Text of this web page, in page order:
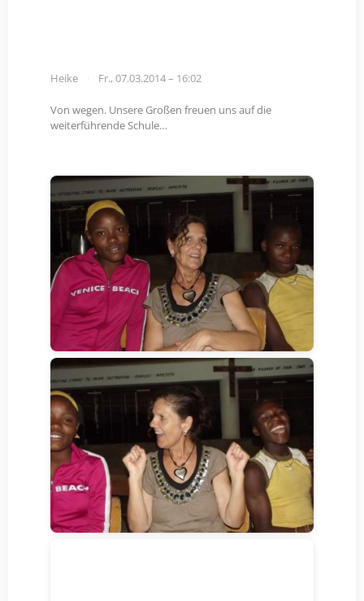
Heike Fr., 07.03.2014 – 16:02
Von wegen. Unsere Großen freuen uns auf die
weiterführende Schule…